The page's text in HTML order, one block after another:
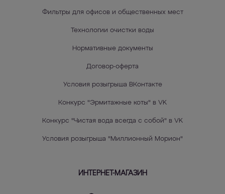
Фильтры для офисов и общественных мест
Технологии очистки воды
Нормативные документы
Договор-оферта
Условия розыгрыша ВКонтакте
Конкурс "Эрмитажные коты" в VK
Конкурс "Чистая вода всегда с собой" в VK
Условия розыгрыша "Миллионный Морион"
ИНТЕРНЕТ-МАГАЗИН